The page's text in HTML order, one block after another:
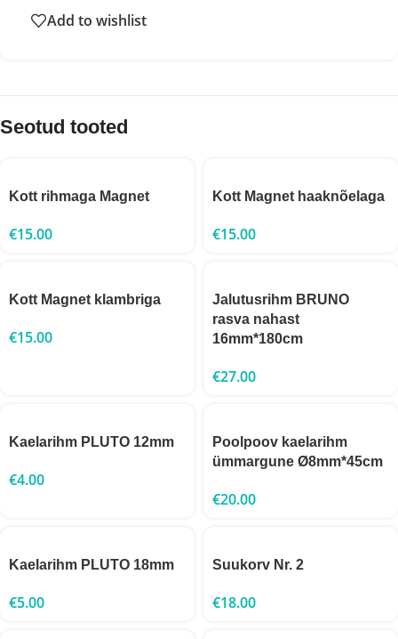
Add to wishlist
Seotud tooted
Kott rihmaga Magnet
€15.00
Kott Magnet haaknõelaga
€15.00
Kott Magnet klambriga
€15.00
Jalutusrihm BRUNO
rasva nahast
16mm*180cm
€27.00
Kaelarihm PLUTO 12mm
€4.00
Poolpoov kaelarihm
ümmargune Ø8mm*45cm
€20.00
Kaelarihm PLUTO 18mm
€5.00
Suukorv Nr. 2
€18.00